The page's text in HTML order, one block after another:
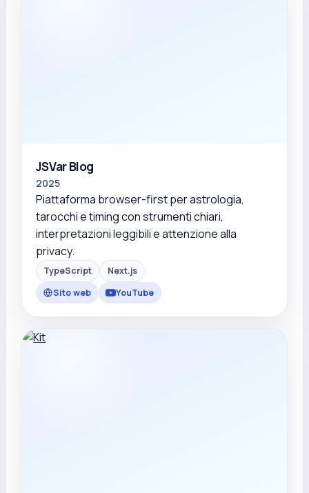
JSVar Blog
2025
Piattaforma browser-first per astrologia,
tarocchi e timing con strumenti chiari,
interpretazioni leggibili e attenzione alla
privacy.
TypeScript
Next.js
Sito web
YouTube